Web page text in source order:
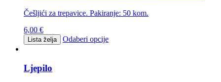
Češljići za trepavice. Pakiranje: 50 kom.
6,00 €
Lista želja Odaberi opcije
Ljepilo